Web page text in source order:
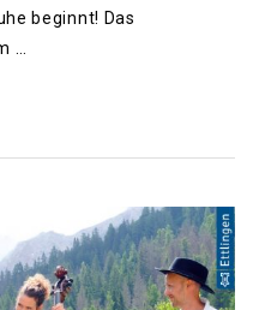
beginnt! Das
…